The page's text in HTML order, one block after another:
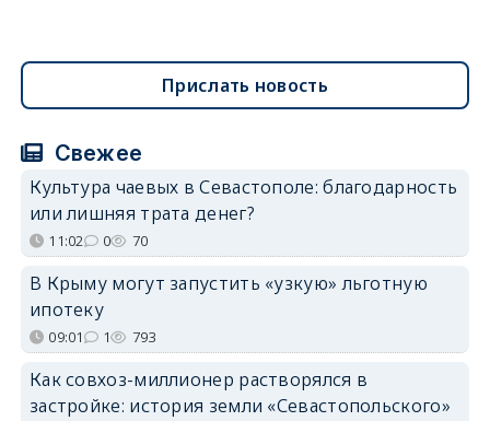
Прислать новость
Свежее
Культура чаевых в Севастополе: благодарность
или лишняя трата денег?
11:02 0 70
В Крыму могут запустить «узкую» льготную
ипотеку
09:01 1 793
Как совхоз-миллионер растворялся в
застройке: история земли «Севастопольского»